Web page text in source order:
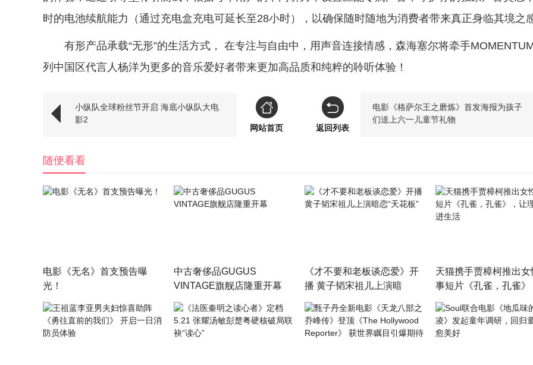
时的电池续航能力（通过充电盒充电可延长至28小时），以确保随时随地为消费者带来真正身临其境之感
有形产品承载“无形”的生活方式， 在专注与自由中，用声音连接情感，森海塞尔将牵手
列中国区代言人杨洋为更多的音乐爱好者带来更加高品质和纯粹的聆听体验！
小纵队全球粉丝节开启 海底小纵队大电
影2
电影《格萨尔王之磨炼》首发海报为孩子
们送上六一儿童节礼物
网站首页
返回列表
随便看看
电影《无名》首支预告曝
光！
中古奢侈品GUGUS
VINTAGE旗舰店隆重开幕
《才不要和老板谈恋爱》开
播 黄子韬宋祖儿上演暗
恋“天花板”
天猫携手贾樟柯推出女
事短片《孔雀，孔雀》
理想照进生活